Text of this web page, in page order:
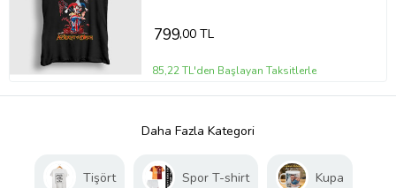
799,00 TL
85,22 TL'den Başlayan Taksitlerle
Daha Fazla Kategori
Tişört Spor T-shirt Kupa